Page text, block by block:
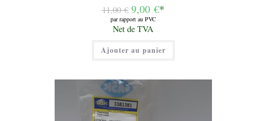
11,00€ Le
prix
initial
était :
11,00 €.
9,00 €*
par rapport au PVC
Le
prix
actuel
est :
9,00 €.
Net de TVA
Ajouter au panier